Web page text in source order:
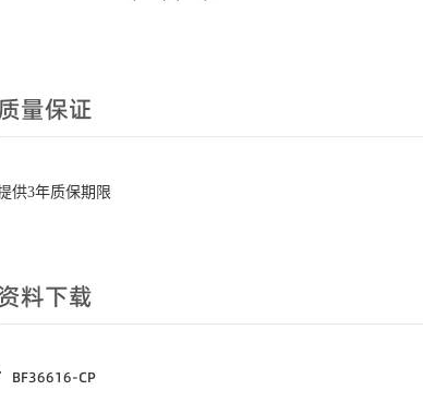
量保证
供3年质保期限
料下载
BF36616-CP